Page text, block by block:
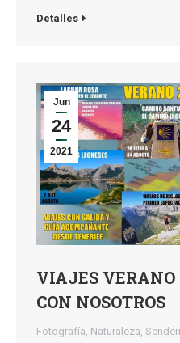
Detalles
Jun
24
2021
VIAJES VERANO
CON NOSOTROS
Fotografía, Naturaleza,